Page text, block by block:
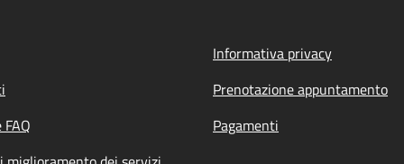
Informativa privacy
Prenotazione appuntamento
Pagamenti